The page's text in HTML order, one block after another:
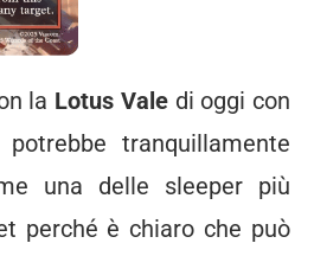
la Lotus Valedi oggi con
tranquillamente
una delle sleeper più
perché è chiaro che può